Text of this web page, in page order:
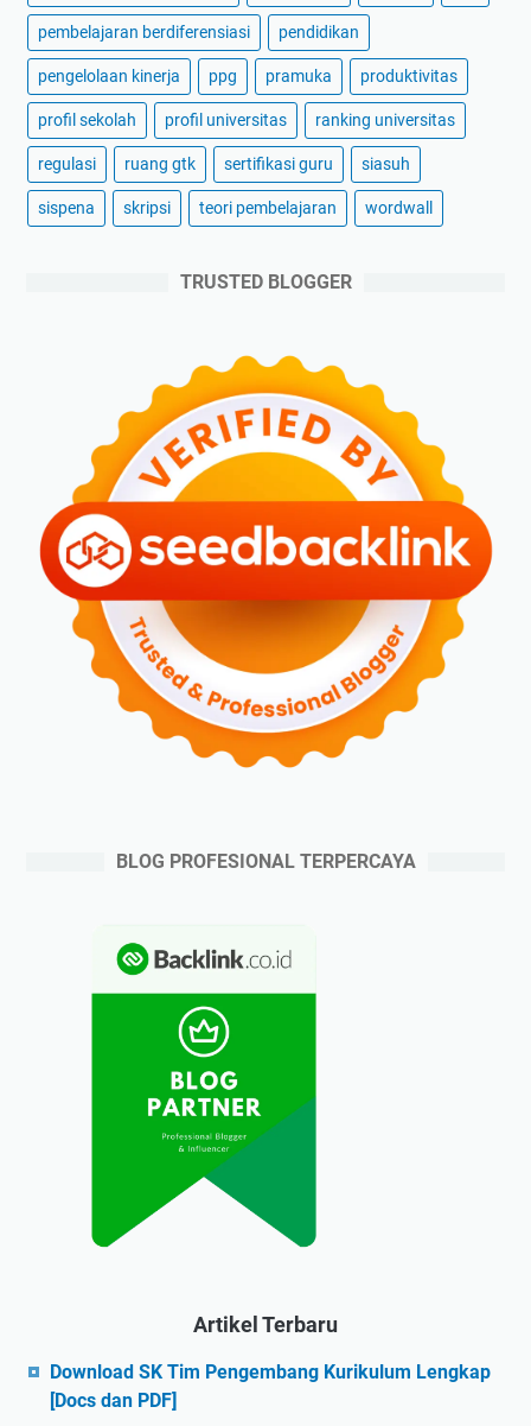
pembelajaran berdiferensiasi pendidikan
pengelolaan kinerja ppg pramuka produktivitas
profil sekolah profil universitas ranking universitas
regulasi ruang gtk sertifikasi guru siasuh
sispena skripsi teori pembelajaran wordwall
TRUSTED BLOGGER
BLOG PROFESIONAL TERPERCAYA
Artikel Terbaru
Download SK Tim Pengembang Kurikulum Lengkap
[Docs dan PDF]